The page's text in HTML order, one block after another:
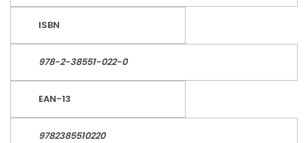
ISBN
978-2-38551-022-0
EAN-13
9782385510220